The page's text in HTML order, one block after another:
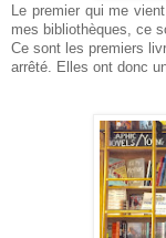
Le premier qui me
mes bibliothèques, ce
Ce sont les premiers
arrêté. Elles ont donc